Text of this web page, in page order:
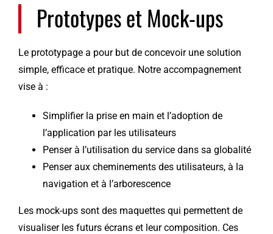
Prototypes et Mock-ups
Le prototypage a pour but de concevoir une solution
simple, efficace et pratique. Notre accompagnement
vise à :
Simplifier la prise en main et l’adoption de
l’application par les utilisateurs
Penser à l’utilisation du service dans sa globalité
Penser aux cheminements des utilisateurs, à la
navigation et à l’arborescence
Les mock-ups sont des maquettes qui permettent de
visualiser les futurs écrans et leur composition. Ces